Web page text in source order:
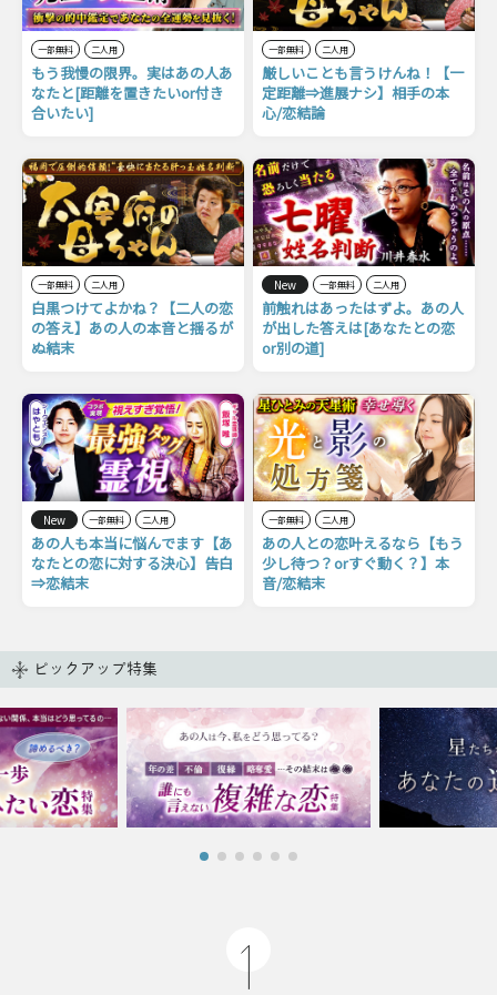
一部無料 二人用
もう我慢の限界。実はあの人あ
なたと[距離を置きたいor付き
合いたい]
一部無料 二人用
厳しいことも言うけんね！【一
定距離⇒進展ナシ】相手の本
心/恋結論
一部無料 二人用
白黒つけてよかね？【二人の恋
の答え】あの人の本音と揺るが
ぬ結末
New 一部無料 二人用
前触れはあったはずよ。あの人
が出した答えは[あなたとの恋
or別の道]
New 一部無料 二人用
あの人も本当に悩んでます【あ
なたとの恋に対する決心】告白
⇒恋結末
一部無料 二人用
あの人との恋叶えるなら【もう
少し待つ？orすぐ動く？】本
音/恋結末
ピックアップ特集